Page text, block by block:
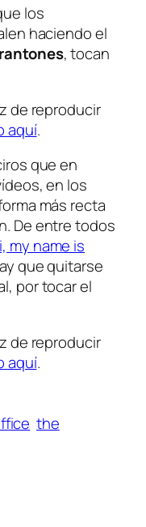
los
haciendo el
, tocan
de reproducir
aquí.
que en
en los
más recta
De entre todos
my name is
que quitarse
por tocar el
de reproducir
aquí.
the